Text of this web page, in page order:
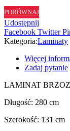
H3758
ST9
PORÓWNAJ
Udostępnij
Facebook Twitter
Kategoria:Laminaty
Więcej
Zadaj pytanie
LAMINAT
Długość: 280 cm
Szerokość: 131 cm